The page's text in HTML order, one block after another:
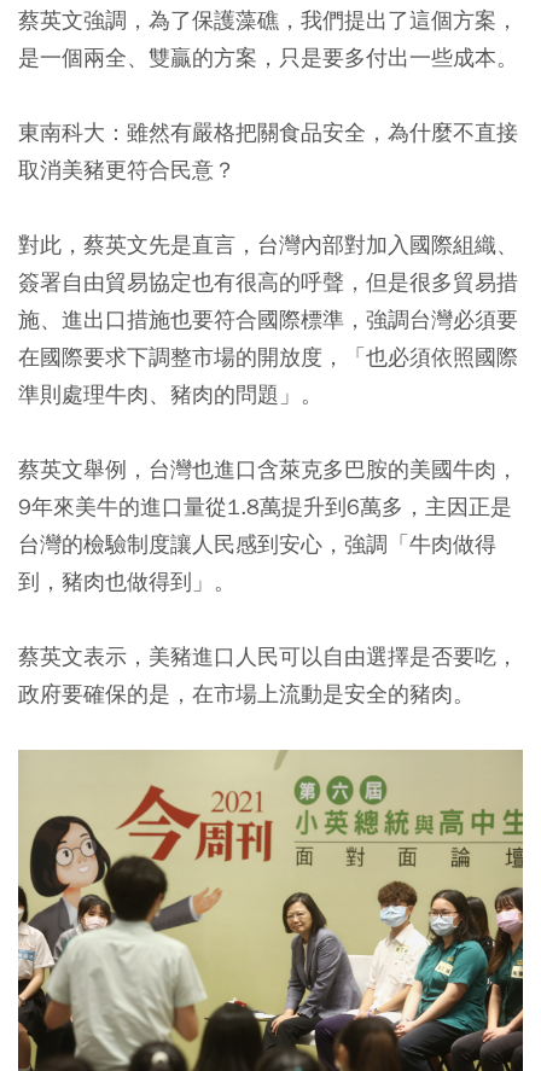
蔡英文強調，為了保護藻礁，我們提出了這個方案，
是一個兩全、雙贏的方案，只是要多付出一些成本。
東南科大：雖然有嚴格把關食品安全，為什麼不直接
取消美豬更符合民意？
對此，蔡英文先是直言，台灣內部對加入國際組織、
簽署自由貿易協定也有很高的呼聲，但是很多貿易措
施、進出口措施也要符合國際標準，強調台灣必須要
在國際要求下調整市場的開放度，「也必須依照國際
準則處理牛肉、豬肉的問題」。
蔡英文舉例，台灣也進口含萊克多巴胺的美國牛肉，
9年來美牛的進口量從1.8萬提升到6萬多，主因正是
台灣的檢驗制度讓人民感到安心，強調「牛肉做得
到，豬肉也做得到」。
蔡英文表示，美豬進口人民可以自由選擇是否要吃，
政府要確保的是，在市場上流動是安全的豬肉。